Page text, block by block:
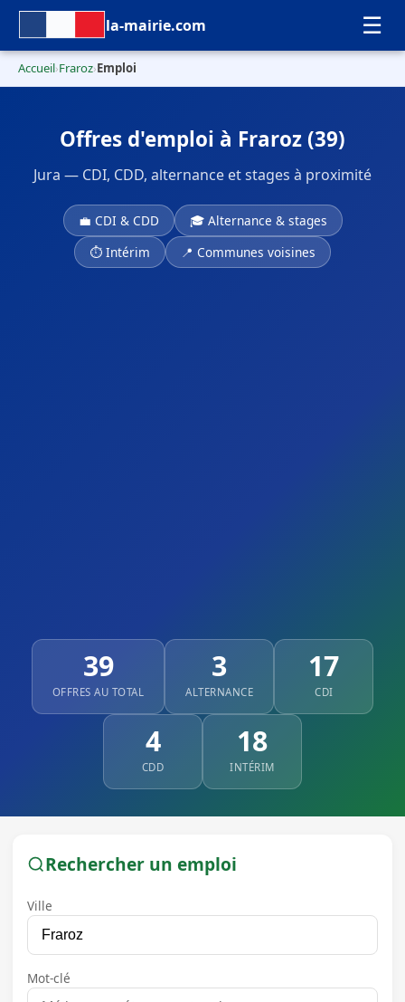
la-mairie.com ☰
Accueil›Fraroz›Emploi
Offres d'emploi à Fraroz (39)
Jura — CDI, CDD, alternance et stages à proximité
💼 CDI & CDD
🎓 Alternance & stages
⏱ Intérim
📍 Communes voisines
39
OFFRES AU TOTAL
3
ALTERNANCE
17
CDI
4
CDD
18
INTÉRIM
Rechercher un emploi
Ville
Mot-clé